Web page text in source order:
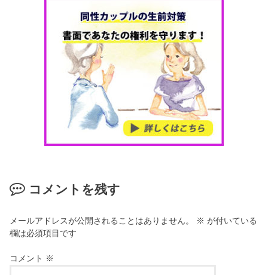
コメントを残す
メールアドレスが公開されることはありません。 ※ が付いている
欄は必須項目です
コメント ※